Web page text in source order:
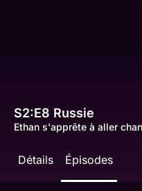
S2:E8 Russie
Ethan s'apprête à aller
Détails Épisodes